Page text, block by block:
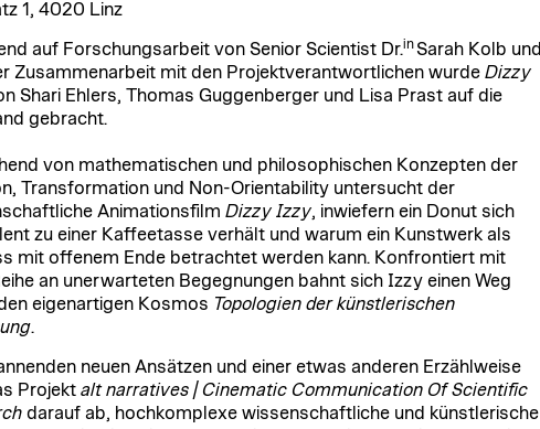
1, 4020 Linz
auf Forschungsarbeit von Senior Scientist Dr.inSarah Kolb und
Zusammenarbeit mit den Projektverantwortlichen wurdeDizzy
Shari Ehlers, Thomas Guggenberger und Lisa Prast auf die
gebracht.
von mathematischen und philosophischen Konzepten der
Transformation und Non-Orientability untersucht der
Animationsfilm Dizzy Izzy, inwiefern ein Donut sich
zu einer Kaffeetasse verhält und warum ein Kunstwerk als
mit offenem Ende betrachtet werden kann. Konfrontiert mit
an unerwarteten Begegnungen bahnt sich Izzy einen Weg
eigenartigen Kosmos Topologien der künstlerischen
.
neuen Ansätzen und einer etwas anderen Erzählweise
Projekt alt narratives | Cinematic Communication Of Scientific
darauf ab, hochkomplexe wissenschaftliche und künstlerische